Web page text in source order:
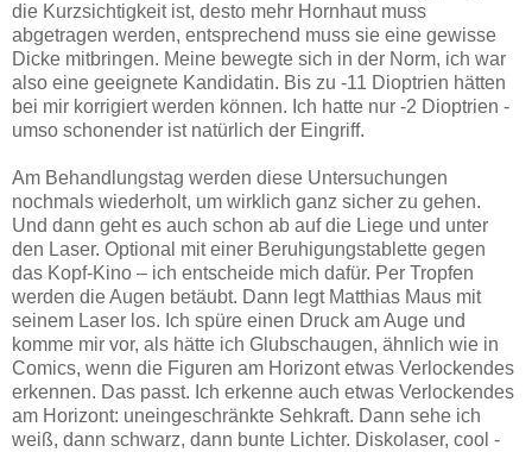
die Kurzsichtigkeit ist, desto mehr Hornhaut muss
abgetragen werden, entsprechend muss sie eine gewisse
Dicke mitbringen. Meine bewegte sich in der Norm, ich war
also eine geeignete Kandidatin. Bis zu -11 Dioptrien hätten
bei mir korrigiert werden können. Ich hatte nur -2 Dioptrien -
umso schonender ist natürlich der Eingriff.
Am Behandlungstag werden diese Untersuchungen
nochmals wiederholt, um wirklich ganz sicher zu gehen.
Und dann geht es auch schon ab auf die Liege und unter
den Laser. Optional mit einer Beruhigungstablette gegen
das Kopf-Kino – ich entscheide mich dafür. Per Tropfen
werden die Augen betäubt. Dann legt Matthias Maus mit
seinem Laser los. Ich spüre einen Druck am Auge und
komme mir vor, als hätte ich Glubschaugen, ähnlich wie in
Comics, wenn die Figuren am Horizont etwas Verlockendes
erkennen. Das passt. Ich erkenne auch etwas Verlockendes
am Horizont: uneingeschränkte Sehkraft. Dann sehe ich
weiß, dann schwarz, dann bunte Lichter. Diskolaser, cool -